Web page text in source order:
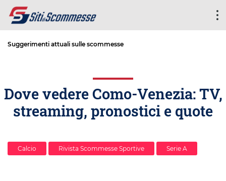
Suggerimenti attuali sulle scommesse
Dove vedere Como-Venezia: TV,
streaming, pronostici e quote
Calcio Rivista Scommesse Sportive Serie A